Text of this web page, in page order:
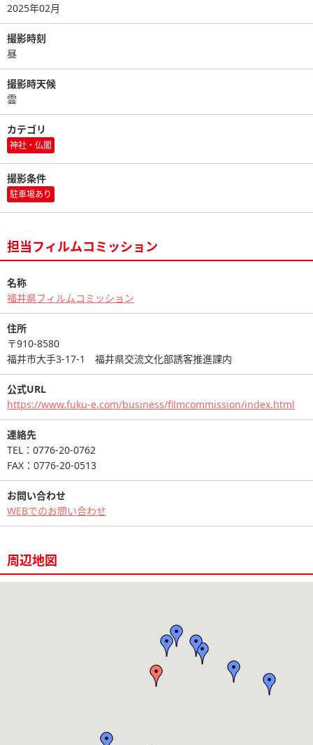
2025年02月
撮影時刻
昼
撮影時天候
雲
カテゴリ
神社・仏閣
撮影条件
駐車場あり
担当フィルムコミッション
名称
福井県フィルムコミッション
住所
〒910-8580
福井市大手3-17-1 福井県交流文化部誘客推進課内
公式URL
https://www.fuku-e.com/business/filmcommission/index.html
連絡先
TEL：0776-20-0762
FAX：0776-20-0513
お問い合わせ
WEBでのお問い合わせ
周辺地図